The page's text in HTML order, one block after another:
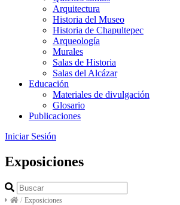
Arquitectura
Historia del Museo
Historia de Chapultepec
Arqueología
Murales
Salas de Historia
Salas del Alcázar
Educación
Materiales de divulgación
Glosario
Publicaciones
Iniciar Sesión
Exposiciones
/ Exposiciones